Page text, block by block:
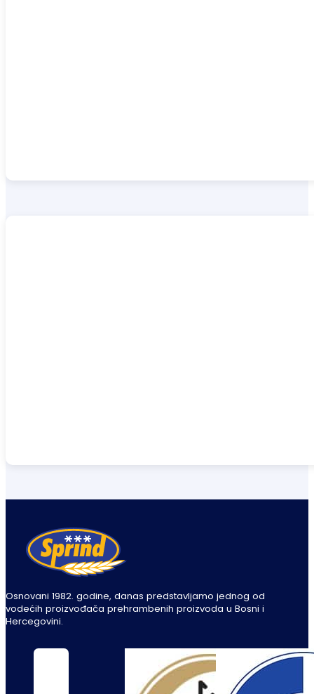
Osnovani 1982. godine, danas predstavljamo jednog od
vodećih proizvođača prehrambenih proizvoda u Bosni i
Hercegovini.